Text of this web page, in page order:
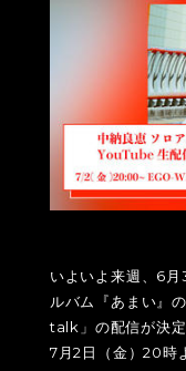
いよいよ来週、6
ルバム『あまい』
talk」の配信が決定
7月2日（金）20時